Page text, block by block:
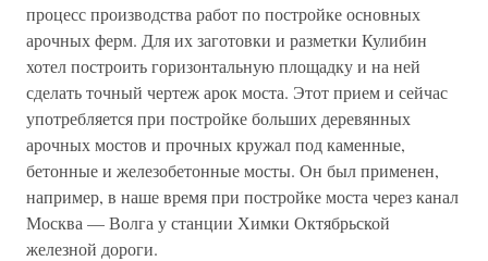
процесс производства работ по постройке основных
арочных ферм. Для их заготовки и разметки Кулибин
хотел построить горизонтальную площадку и на ней
сделать точный чертеж арок моста. Этот прием и сейчас
употребляется при постройке больших деревянных
арочных мостов и прочных кружал под каменные,
бетонные и железобетонные мосты. Он был применен,
например, в наше время при постройке моста через канал
Москва — Волга у станции Химки Октябрьской
железной дороги.